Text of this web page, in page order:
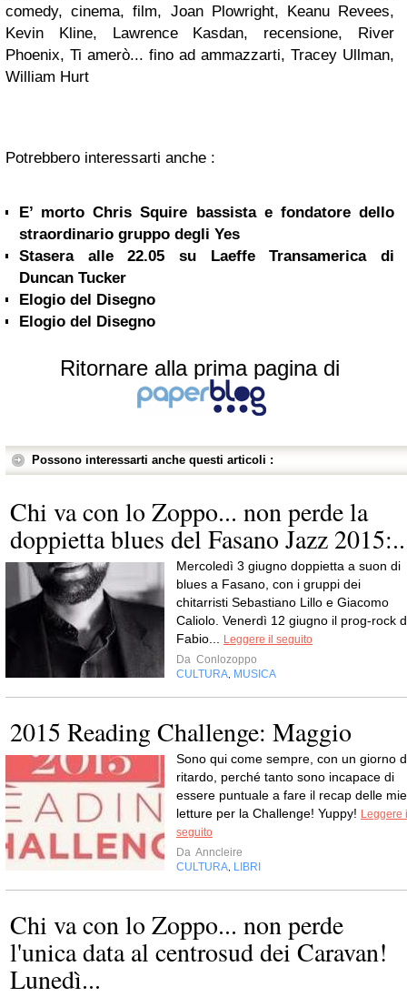
comedy, cinema, film, Joan Plowright, Keanu Revees,
Kevin Kline, Lawrence Kasdan, recensione, River
Phoenix, Ti amerò... fino ad ammazzarti, Tracey Ullman,
William Hurt
Potrebbero interessarti anche :
E’ morto Chris Squire bassista e fondatore dello
straordinario gruppo degli Yes
Stasera alle 22.05 su Laeffe Transamerica di
Duncan Tucker
Elogio del Disegno
Elogio del Disegno
Ritornare alla prima pagina di
Possono interessarti anche questi articoli :
Chi va con lo Zoppo... non perde la
doppietta blues del Fasano Jazz
Mercoledì 3 giugno doppietta a suon di
blues a Fasano, con i gruppi dei
chitarristi Sebastiano Lillo e Giacomo
Caliolo. Venerdì 12 giugno il prog-rock
Fabio...
Leggere il seguito
Da Conlozoppo
CULTURA MUSICA
2015 Reading Challenge: Maggio
Sono qui come sempre, con un giorno
ritardo, perché tanto sono incapace di
essere puntuale a fare il recap delle mie
letture per la Challenge! Yuppy! Leggere
seguito
Da Anncleire
CULTURA LIBRI
Chi va con lo Zoppo... non perde
l'unica data al centrosud dei Caravan!
Lunedì...